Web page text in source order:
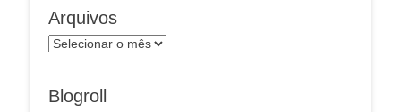
Arquivos
Arquivos
Blogroll